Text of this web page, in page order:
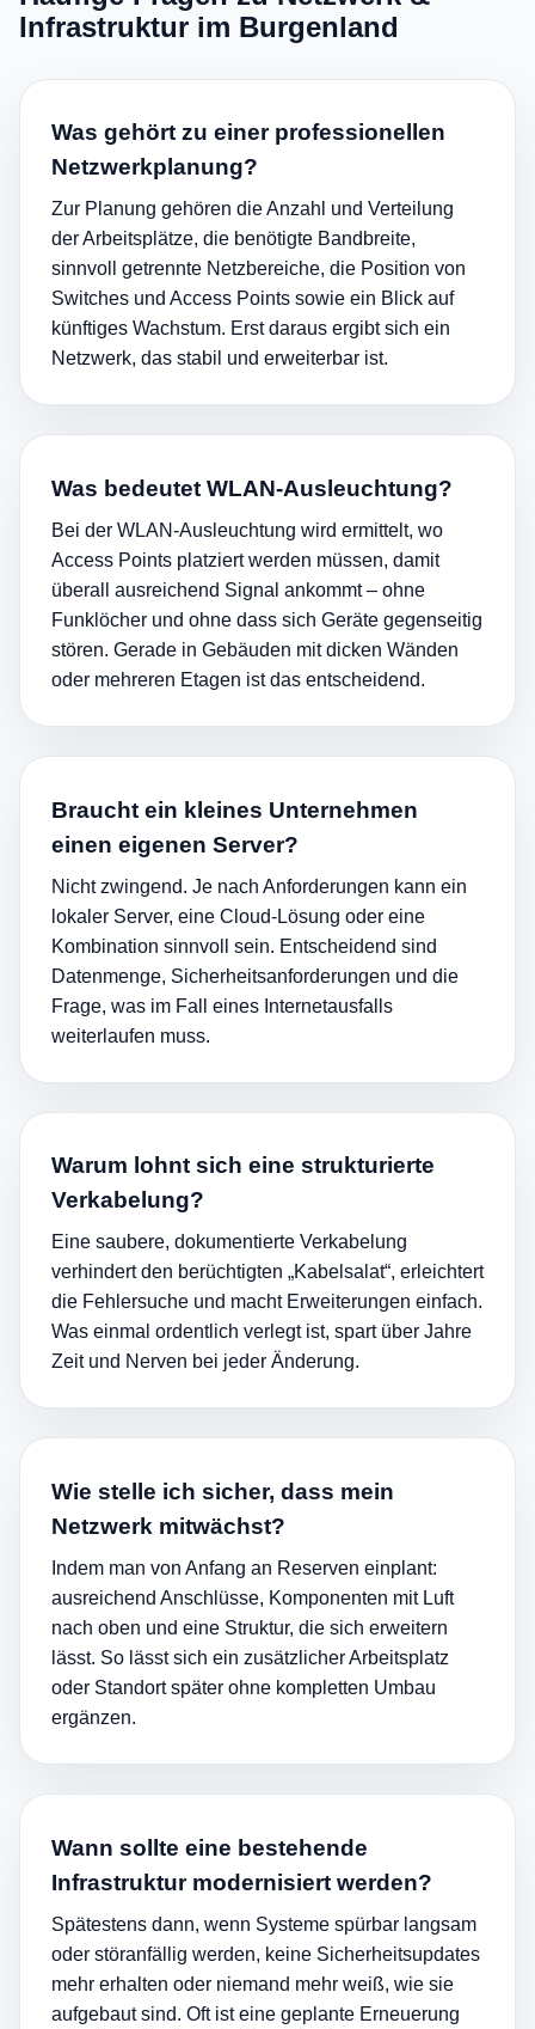
Infrastruktur im Burgenland
Was gehört zu einer professionellen
Netzwerkplanung?
Zur Planung gehören die Anzahl und Verteilung
der Arbeitsplätze, die benötigte Bandbreite,
sinnvoll getrennte Netzbereiche, die Position von
Switches und Access Points sowie ein Blick auf
künftiges Wachstum. Erst daraus ergibt sich ein
Netzwerk, das stabil und erweiterbar ist.
Was bedeutet WLAN-Ausleuchtung?
Bei der WLAN-Ausleuchtung wird ermittelt, wo
Access Points platziert werden müssen, damit
überall ausreichend Signal ankommt – ohne
Funklöcher und ohne dass sich Geräte gegenseitig
stören. Gerade in Gebäuden mit dicken Wänden
oder mehreren Etagen ist das entscheidend.
Braucht ein kleines Unternehmen
einen eigenen Server?
Nicht zwingend. Je nach Anforderungen kann ein
lokaler Server, eine Cloud-Lösung oder eine
Kombination sinnvoll sein. Entscheidend sind
Datenmenge, Sicherheitsanforderungen und die
Frage, was im Fall eines Internetausfalls
weiterlaufen muss.
Warum lohnt sich eine strukturierte
Verkabelung?
Eine saubere, dokumentierte Verkabelung
verhindert den berüchtigten „Kabelsalat“, erleichtert
die Fehlersuche und macht Erweiterungen einfach.
Was einmal ordentlich verlegt ist, spart über Jahre
Zeit und Nerven bei jeder Änderung.
Wie stelle ich sicher, dass mein
Netzwerk mitwächst?
Indem man von Anfang an Reserven einplant:
ausreichend Anschlüsse, Komponenten mit Luft
nach oben und eine Struktur, die sich erweitern
lässt. So lässt sich ein zusätzlicher Arbeitsplatz
oder Standort später ohne kompletten Umbau
ergänzen.
Wann sollte eine bestehende
Infrastruktur modernisiert werden?
Spätestens dann, wenn Systeme spürbar langsam
oder störanfällig werden, keine Sicherheitsupdates
mehr erhalten oder niemand mehr weiß, wie sie
aufgebaut sind. Oft ist eine geplante Erneuerung